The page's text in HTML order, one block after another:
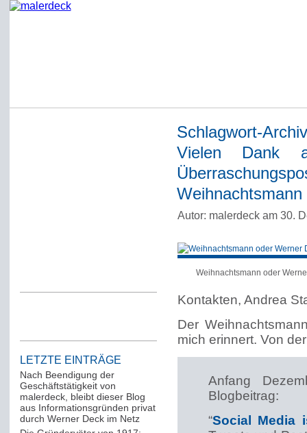
LETZTE EINTRÄGE
Nach Beendigung der
Geschäftstätigkeit von
malerdeck, bleibt dieser Blog
aus Informationsgründen privat
durch Werner Deck im Netz
Schlagwort-
Vielen Dank
Weihnachtsmann
Autor: malerdeck am 30.
Weihnachtsmann oder
Kontakten, Andrea
Der
mich erinnert. Von
Anfang
Blogbeitrag:
“Social Media